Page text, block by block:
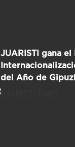
JUARISTI gana el
del Año de